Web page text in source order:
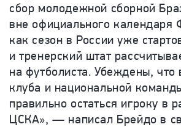
сбор молодежной сборной
вне официального календаря
как сезон в России уже
и тренерский штат
на футболиста. Убеждены, что
клуба и национальной
правильно остаться игроку в
ЦСКА», — написал Брейдо в